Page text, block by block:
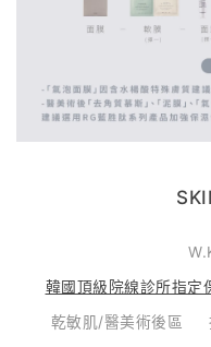
韓國頂級院線診所指定
乾敏肌/醫美術後區